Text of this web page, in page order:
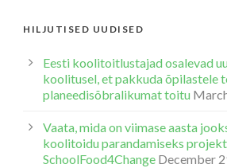
HILJUTISED UUDISED
Eesti koolitoitlustajad osalevad
koolitusel, et pakkuda õpilastele
planeedisõbralikumat toitu
Vaata, mida on viimase aasta
koolitoidu parandamiseks
SchoolFood4Change December